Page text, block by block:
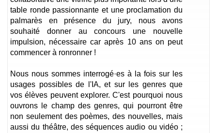
table ronde passionnante et une proclamation du
palmarès en présence du jury, nous avons
souhaité donner au concours une nouvelle
impulsion, nécessaire car après 10 ans on peut
commencer à ronronner !
Nous nous sommes interrogé·es à la fois sur les
usages possibles de l'IA, et sur les genres que
vos élèves peuvent explorer. C'est pourquoi nous
ouvrons le champ des genres, qui pourront être
non seulement des poèmes, des nouvelles, mais
aussi du théâtre, des séquences audio ou vidéo ;